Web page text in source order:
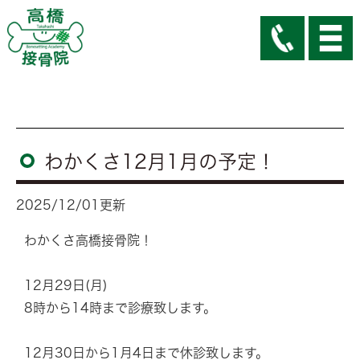
わかくさ12月1月の予定！
2025/12/01更新
わかくさ高橋接骨院！
12月29日(月)
8時から14時まで診療致します。
12月30日から1月4日まで休診致します。